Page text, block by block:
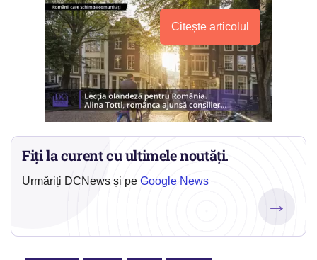
Citește articolul
Fiți la curent cu ultimele noutăți.
Urmăriți DCNews și pe Google News
→